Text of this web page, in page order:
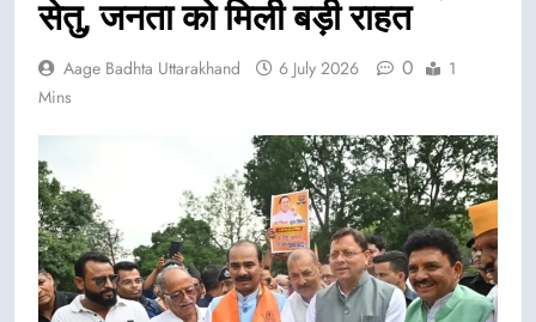
सेतु, जनता को मिली बड़ी राहत
Aage Badhta Uttarakhand 6 July 2026 0
1
Mins